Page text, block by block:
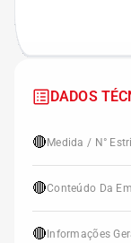
DADOS
🔴 Medida / N°
🔴Conteúdo Da
🔴 Informações